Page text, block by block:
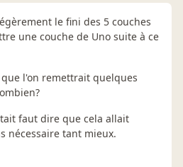
le fini des 5 couches
une couche de Uno suite à ce
l'on remettrait quelques
faut dire que cela allait
nécessaire tant mieux.